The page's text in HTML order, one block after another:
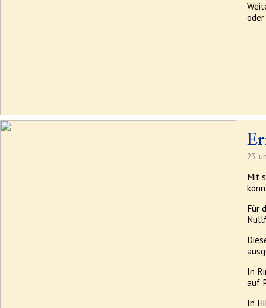
23.
Mit
Für
In
auf
In